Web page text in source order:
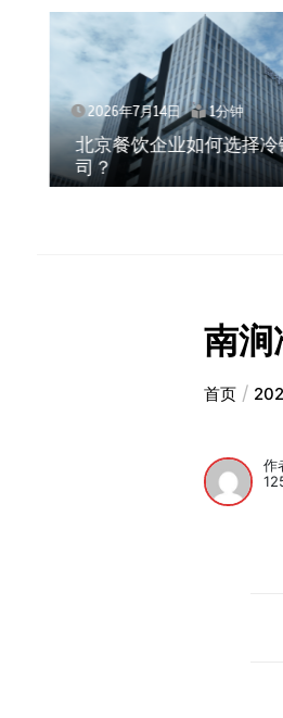
2026年7月14日 1分钟
深圳冷链物流如何护航
锁？冻品食材流通全解析
南涧
首页
作